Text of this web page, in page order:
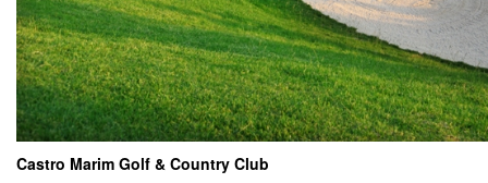
Castro Marim Golf & Country Club